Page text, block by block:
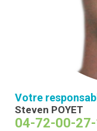
Votre
Steven POYET
04-72-00-